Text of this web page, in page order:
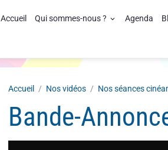
Accueil Qui sommes-nous ? Agenda
Accueil Nos vidéos Nos séances
Bande-